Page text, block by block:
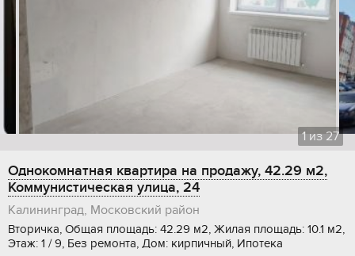
1из27
Однокомнатная квартира на продажу, 42.29 м2,
Коммунистическая улица, 24
Калининград, Московский район
Вторичка, Общая площадь: 42.29 м2, Жилая площадь: 10.1 м2,
Этаж: 1 / 9, Без ремонта, Дом: кирпичный, Ипотека